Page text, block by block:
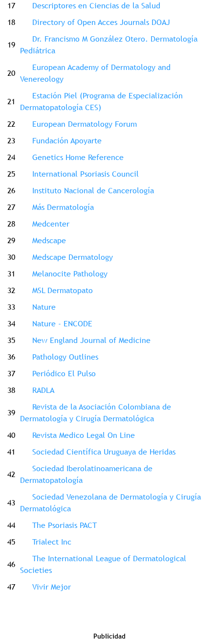
17
Descriptores en Ciencias de la Salud
18
Directory of Open Acces Journals DOAJ
19
Dr. Francismo M González Otero. Dermatología
Pediátrica
20
European Academy of Dermatology and
Venereology
21
Estación Piel (Programa de Especialización
Dermatopatología CES)
22
European Dermatology Forum
23
Fundación Apoyarte
24
Genetics Home Reference
25
International Psoriasis Council
26
Instituto Nacional de Cancerología
27
Más Dermatología
28
Medcenter
29
Medscape
30
Medscape Dermatology
31
Melanocite Pathology
32
MSL Dermatopato
33
Nature
34
Nature - ENCODE
35
New England Journal of Medicine
36
Pathology Outlines
37
Periódico El Pulso
38
RADLA
39
Revista de la Asociación Colombiana de
Dermatología y Cirugía Dermatológica
40
Revista Medico Legal On Line
41
Sociedad Científica Uruguaya de Heridas
42
Sociedad Iberolatinoamericana de
Dermatopatología
43
Sociedad Venezolana de Dermatología y Cirugía
Dermatológica
44
The Psoriasis PACT
45
Trialect Inc
46
The International League of Dermatological
Societies
47
Vivir Mejor
Publicidad